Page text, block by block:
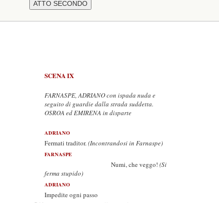
SCENA IX
FARNASPE, ADRIANO con ispada nuda e
seguito di guardie dalla strada suddetta.
OSROA ed EMIRENA in disparte
ADRIANO
Fermati traditor.(Incontrandosi in Farnaspe)
FARNASPE
Numi, che veggo! (Si
ferma stupido)
ADRIANO
Impedite ogni passo